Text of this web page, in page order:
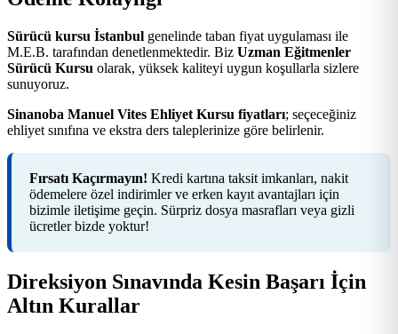
Sürücü kursu İstanbul genelinde taban fiyat uygulaması ile
M.E.B. tarafından denetlenmektedir. Biz Uzman Eğitmenler
Sürücü Kursu olarak, yüksek kaliteyi uygun koşullarla sizlere
sunuyoruz.
Sinanoba Manuel Vites Ehliyet Kursu fiyatları; seçeceğiniz
ehliyet sınıfına ve ekstra ders taleplerinize göre belirlenir.
Fırsatı Kaçırmayın! Kredi kartına taksit imkanları, nakit
ödemelere özel indirimler ve erken kayıt avantajları için
bizimle iletişime geçin. Sürpriz dosya masrafları veya gizli
ücretler bizde yoktur!
Direksiyon Sınavında Kesin Başarı İçin
Altın Kurallar